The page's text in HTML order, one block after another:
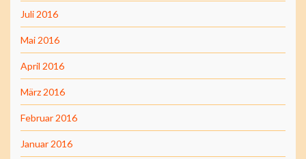
Juli 2016
Mai 2016
April 2016
März 2016
Februar 2016
Januar 2016